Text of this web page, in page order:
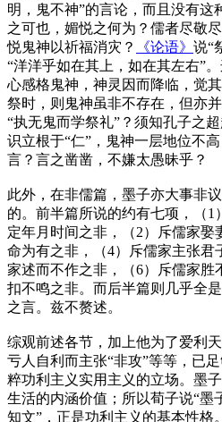
明，鬼不神”的言论，而且没有这
之可也，媚悦之何为？儒者尽敬
悦鬼神以祈福消灾？
《论语》 说“
“洋洋乎如在其上，如在其左右”
心感格鬼神，神灵因而降临，觉
祭时，则鬼神虽非不存在，但亦
“执无鬼而学祭礼”？须知孔子之
识立根于“仁”，鬼神一层地位不
言？言之凿凿，不嫌太愚昧乎？
此外，在非儒篇，墨子亦大事非
的。前半篇所说的约有七项，（
定年月时间之非，（2）斥儒家娶
命为有之非，（4）斥儒家主张君
家述而不作之非，（6）斥儒家胜
扣不鸣之非。而后半篇则几乎全
之言。兹不赘述。
综观前述各节，加上他为了爱利
亏人自利而主张“非攻”等等，已
粹功利主义实用主义的立场。墨
生活的内涵价值；所以荀子说“墨
知文”，正是功利主义的基本性格。